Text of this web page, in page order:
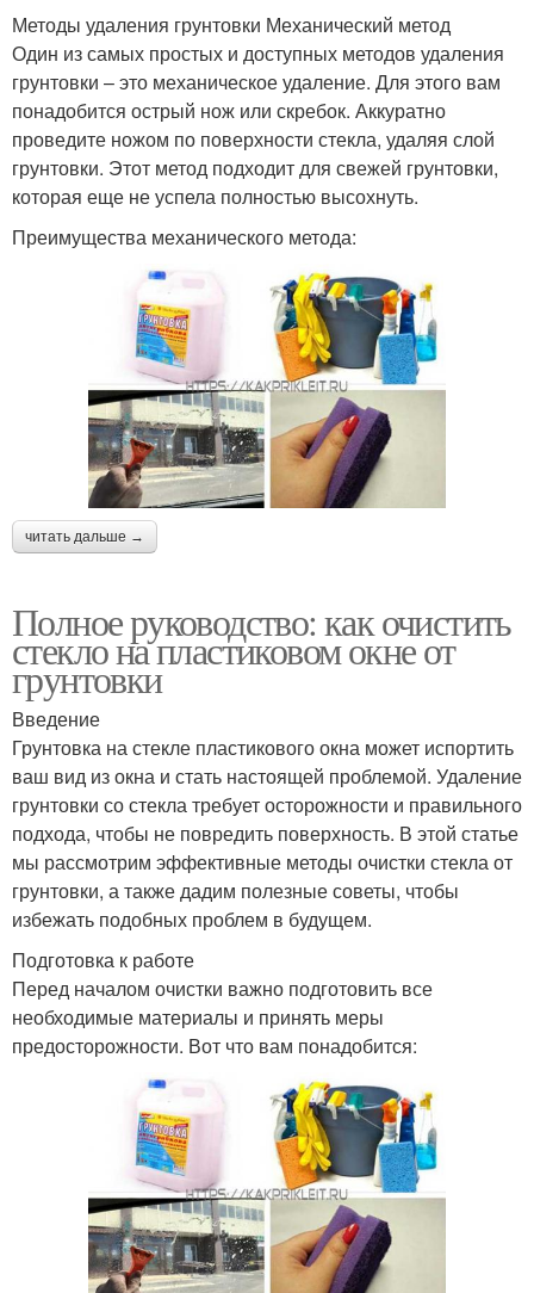
Методы удаления грунтовки Механический метод
Один из самых простых и доступных методов удаления
грунтовки – это механическое удаление. Для этого вам
понадобится острый нож или скребок. Аккуратно
проведите ножом по поверхности стекла, удаляя слой
грунтовки. Этот метод подходит для свежей грунтовки,
которая еще не успела полностью высохнуть.
Преимущества механического метода:
читать дальше →
Полное руководство: как очистить
стекло на пластиковом окне от
грунтовки
Введение
Грунтовка на стекле пластикового окна может испортить
ваш вид из окна и стать настоящей проблемой. Удаление
грунтовки со стекла требует осторожности и правильного
подхода, чтобы не повредить поверхность. В этой статье
мы рассмотрим эффективные методы очистки стекла от
грунтовки, а также дадим полезные советы, чтобы
избежать подобных проблем в будущем.
Подготовка к работе
Перед началом очистки важно подготовить все
необходимые материалы и принять меры
предосторожности. Вот что вам понадобится: